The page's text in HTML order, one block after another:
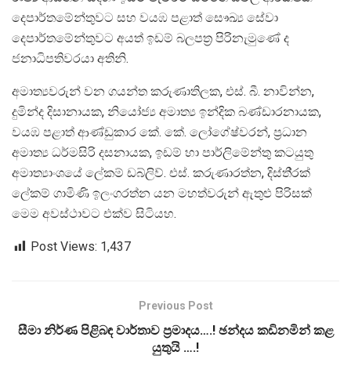
දෙපාර්තමේන්තුවට සහ වයඹ පළාත් සෞඛ්‍ය සේවා
දෙපාර්තමේන්තුවට අයත් ඉඩම් බලපත‍්‍ර පිරිනැමුණේ ද
ජනාධිපතිවරයා අතිනි.
අමාත්‍යවරුන් වන ගයන්ත කරුණාතිලක, එස්. බී. නාවින්න,
දුමින්ද දිසානායක, නියෝජ්‍ය අමාත්‍ය ඉන්දික බණ්ඩාරනායක,
වයඹ පළාත් ආණ්ඩුකාර කේ. කේ. ලෝගේෂ්වරන්, ප‍්‍රධාන
අමාත්‍ය ධර්මසිරි දසනායක, ඉඩම් හා පාර්ලිමේන්තු කටයුතු
අමාත්‍යාංශයේ ලේකම් ඩබ්ලිව්. එස්. කරුණාරත්න, දිස්ති‍්‍රක්
ලේකම් ගාමිණි ඉලංගරත්න යන මහත්වරුන් ඇතුළු පිරිසක්
මෙම අවස්ථාවට එක්ව සිටියහ.
Post Views: 1,437
Previous Post
සීමා නිර්ණ පිළිබඳ වාර්තාව ප්‍රමාදය….! ඡන්දය කඩිනමින් කළ
යුතුයි ….!